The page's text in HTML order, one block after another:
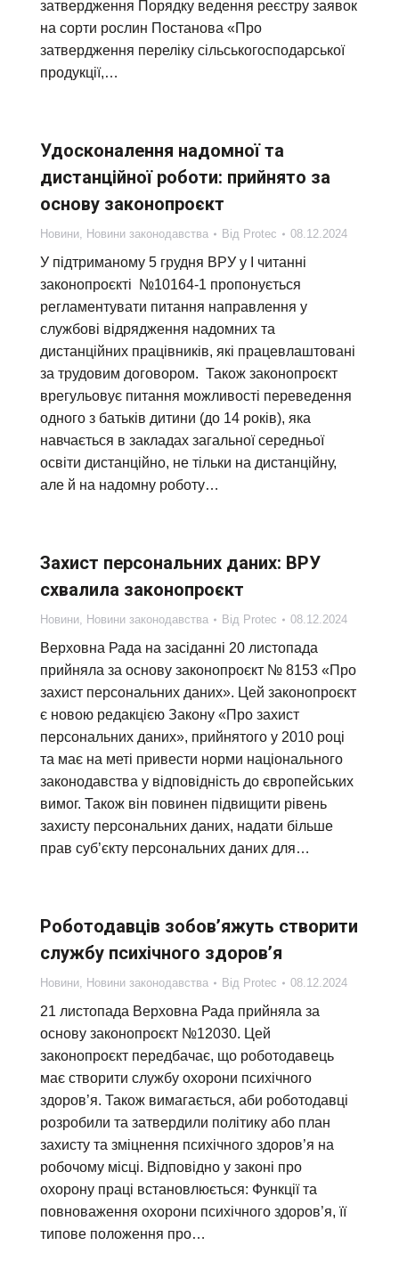
затвердження Порядку ведення реєстру заявок
на сорти рослин Постанова «Про
затвердження переліку сільськогосподарської
продукції,…
Удосконалення надомної та
дистанційної роботи: прийнято за
основу законопроєкт
Новини, Новини законодавства Від Protec 08.12.2024
У підтриманому 5 грудня ВРУ у І читанні
законопроєкті №10164-1 пропонується
регламентувати питання направлення у
службові відрядження надомних та
дистанційних працівників, які працевлаштовані
за трудовим договором. Також законопроєкт
врегульовує питання можливості переведення
одного з батьків дитини (до 14 років), яка
навчається в закладах загальної середньої
освіти дистанційно, не тільки на дистанційну,
але й на надомну роботу…
Захист персональних даних: ВРУ
схвалила законопроєкт
Новини, Новини законодавства Від Protec 08.12.2024
Верховна Рада на засіданні 20 листопада
прийняла за основу законопроєкт № 8153 «Про
захист персональних даних». Цей законопроєкт
є новою редакцією Закону «Про захист
персональних даних», прийнятого у 2010 році
та має на меті привести норми національного
законодавства у відповідність до європейських
вимог. Також він повинен підвищити рівень
захисту персональних даних, надати більше
прав суб’єкту персональних даних для…
Роботодавців зобов’яжуть створити
службу психічного здоров’я
Новини, Новини законодавства Від Protec 08.12.2024
21 листопада Верховна Рада прийняла за
основу законопроєкт №12030. Цей
законопроєкт передбачає, що роботодавець
має створити службу охорони психічного
здоров’я. Також вимагається, аби роботодавці
розробили та затвердили політику або план
захисту та зміцнення психічного здоров’я на
робочому місці. Відповідно у законі про
охорону праці встановлюється: Функції та
повноваження охорони психічного здоров’я, її
типове положення про…